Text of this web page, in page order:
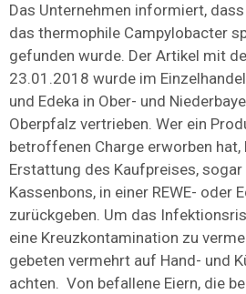
Das Unternehmen informiert,
das thermophile Campylobacter
gefunden wurde. Der Artikel mit
23.01.2018 wurde im Einzelhandel
und Edeka in Ober- und
Oberpfalz vertrieben. Wer ein
betroffenen Charge erworben hat,
Erstattung des Kaufpreises,
Kassenbons, in einer REWE- oder
zurückgeben. Um das
eine Kreuzkontamination zu
gebeten vermehrt auf Hand- und
achten. Von befallene Eiern, die